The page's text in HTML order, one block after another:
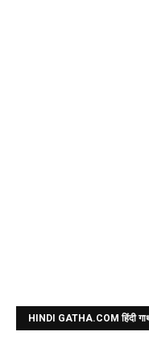
HINDI GATHA.COM हिंदी